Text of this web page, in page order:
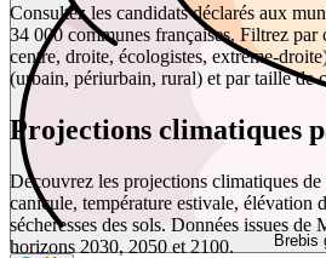
Brebis
Consultez les candidats déclarés aux
34 000 communes françaises. Filtrez
centre, droite, écologistes, extrême-
(urbain, périurbain, rural) et par taille de
Projections climatiques
Découvrez les projections climatiques
canicule, température estivale, élévation
sécheresses des sols. Données issues
horizons 2030, 2050 et 2100.